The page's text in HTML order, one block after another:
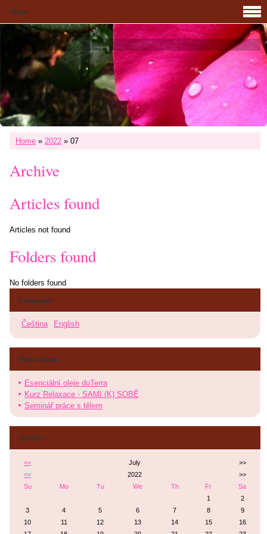
Home » 2022 » 07
Archive
Articles found
Articles not found
Folders found
No folders found
Languages
Čeština English
Menu
Photo album
Esenciální oleje doTerra
Kurz Relaxace - SAMI (K) SOBĚ
Seminář práce s tělem
Archive
<< July
>>
<<
2022
>>
Su
Mo Tu We Th Fr
Sa
1
2
3
4 5 6 7 8
9
10
11 12 13 14 15
16